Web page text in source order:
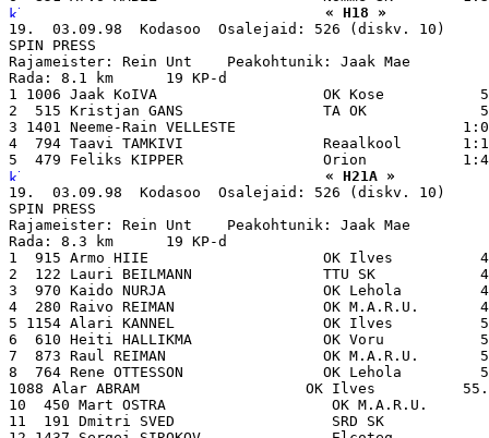
« H18 »
19.  03.09.98  Kodasoo  Osalejaid: 526 (diskv. 10)
SPIN PRESS
Rajameister: Rein Unt    Peakohtunik: Jaak Mae
Rada: 8.1 km      19 KP-d
1 1006 Jaak KoIVA                   OK Kose
2  515 Kristjan GANS                TA OK
3 1401 Neeme-Rain VELLESTE
4  794 Taavi TAMKIVI                Reaalkool
« H21A »
19.  03.09.98  Kodasoo  Osalejaid: 526 (diskv. 10)
SPIN PRESS
Rajameister: Rein Unt    Peakohtunik: Jaak Mae
Rada: 8.3 km      19 KP-d
1  915 Armo HIIE                    OK Ilves
2  122 Lauri BEILMANN               TTU SK
3  970 Kaido NURJA                  OK Lehola
4  280 Raivo REIMAN                 OK M.A.R.U.
5 1154 Alari KANNEL                 OK Ilves
6  610 Heiti HALLIKMA               OK Voru
7  873 Raul REIMAN                  OK M.A.R.U.
8  764 Rene OTTESSON                OK Lehola
1088 Alar ABRAM                   OK Ilves
10  450 Mart OSTRA                   OK M.A.R.U.
11  191 Dmitri SVED                  SRD SK